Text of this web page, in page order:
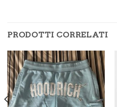
PRODOTTI CORRELATI